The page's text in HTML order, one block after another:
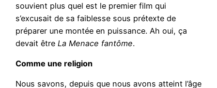
souvient plus quel est le premier film qui
s’excusait de sa faiblesse sous prétexte de
préparer une montée en puissance. Ah oui, ça
devait être La Menace fantôme.
Comme une religion
Nous savons, depuis que nous avons atteint l’âge